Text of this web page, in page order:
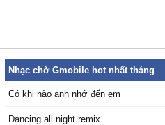
Nhạc chờ Gmobile hot nhất tháng
Có khi nào anh nhớ đến em
Dancing all night remix